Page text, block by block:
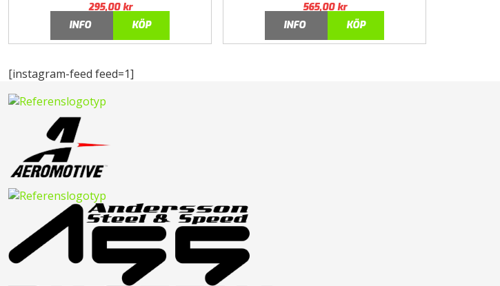
295,00kr
INFO
KÖP
565,00kr
INFO
KÖP
[instagram-feed feed=1]